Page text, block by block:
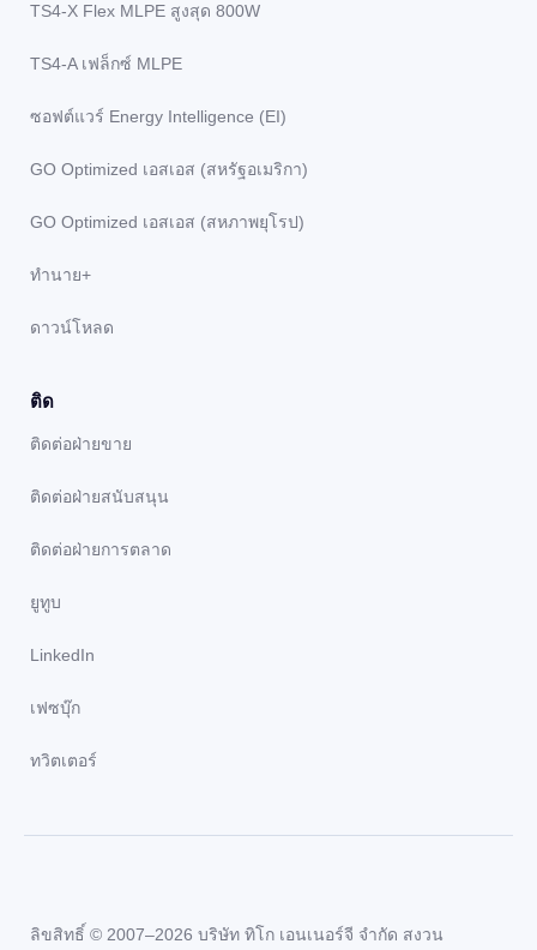
TS4-X Flex MLPE สูงสุด 800W
TS4-A เฟล็กซ์ MLPE
ซอฟต์แวร์ Energy Intelligence (EI)
GO Optimized เอสเอส (สหรัฐอเมริกา)
GO Optimized เอสเอส (สหภาพยุโรป)
ทํานาย+
ดาวน์โหลด
ติด
ติดต่อฝ่ายขาย
ติดต่อฝ่ายสนับสนุน
ติดต่อฝ่ายการตลาด
ยูทูบ
LinkedIn
เฟซบุ๊ก
ทวิตเตอร์
ลิขสิทธิ์ © 2007–2026 บริษัท ทิโก เอนเนอร์จี จำกัด สงวน